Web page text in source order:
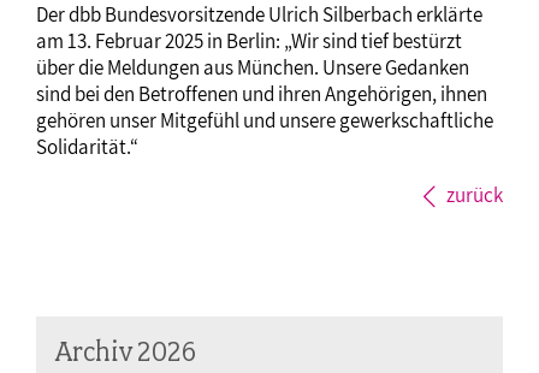
Der dbb Bundesvorsitzende Ulrich Silberbach erklärte
am 13. Februar 2025 in Berlin: „Wir sind tief bestürzt
über die Meldungen aus München. Unsere Gedanken
sind bei den Betroffenen und ihren Angehörigen, ihnen
gehören unser Mitgefühl und unsere gewerkschaftliche
Solidarität.“
zurück
Archiv 2026